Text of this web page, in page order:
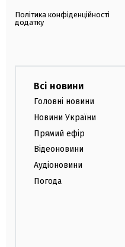
Політика конфіденційності
додатку
Всі новини
Головні новини
Новини України
Прямий ефір
Відеоновини
Аудіоновини
Погода